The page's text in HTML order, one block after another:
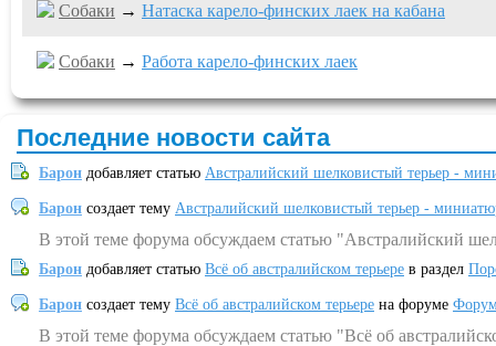
Собаки → Натаска карело-финских лаек на кабана
Собаки → Работа карело-финских лаек
Последние новости сайта
Барон добавляет статью Австралийский шелковистый терьер -
Барон создает тему Австралийский шелковистый терьер -
В этой теме форума обсуждаем статью "Австралийский
Барон добавляет статью Всё об австралийском терьере в раздел
Барон создает тему Всё об австралийском терьере на форуме
В этой теме форума обсуждаем статью "Всё об